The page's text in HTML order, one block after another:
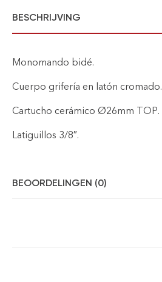
BESCHRIJVING
Monomando bidé.
Cuerpo grifería en latón cromado.
Cartucho cerámico Ø26mm TOP.
Latiguillos 3/8″.
BEOORDELINGEN (0)